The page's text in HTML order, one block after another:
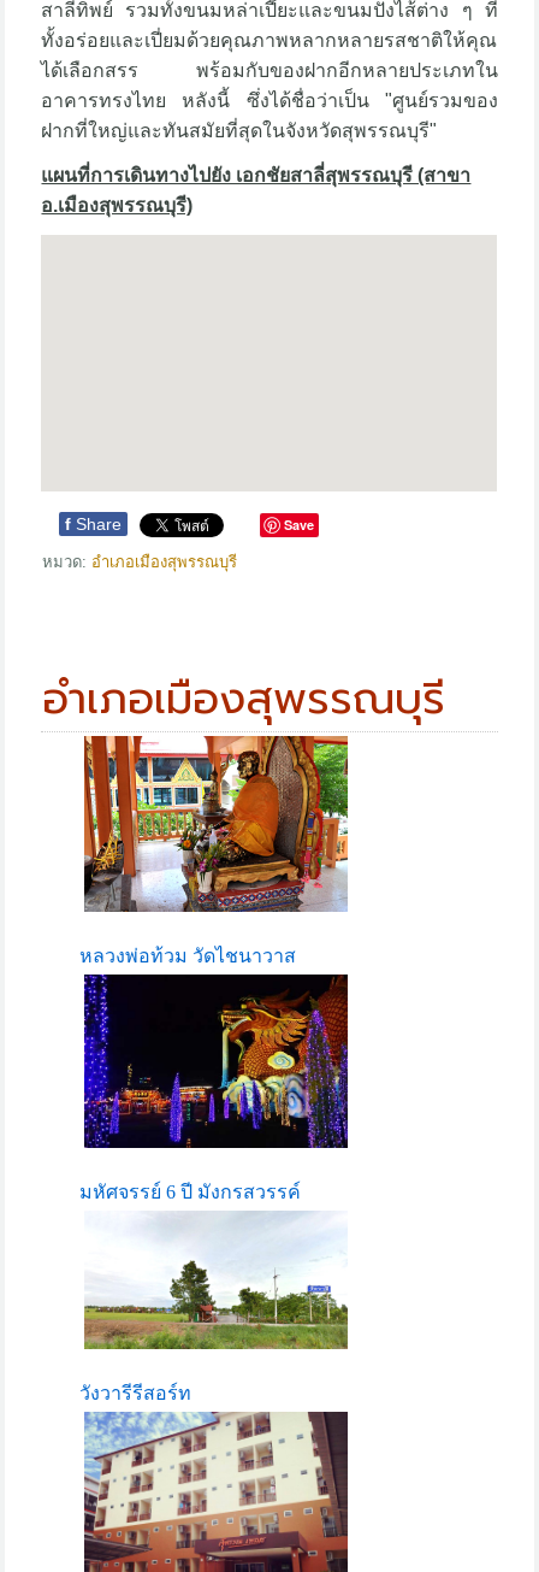
สาลี่ทิพย์ รวมทั้งขนมหล่าเปี๊ยะและขนมปังไส้ต่าง ๆ ที่
ทั้งอร่อยและเปี่ยมด้วยคุณภาพหลากหลายรสชาติให้คุณ
ได้เลือกสรร พร้อมกับของฝากอีกหลายประเภทใน
อาคารทรงไทย หลังนี้ ซึ่งได้ชื่อว่าเป็น "ศูนย์รวมของ
ฝากที่ใหญ่และทันสมัยที่สุดในจังหวัดสุพรรณบุรี"
แผนที่การเดินทางไปยัง เอกชัยสาลี่สุพรรณบุรี (สาขา
อ.เมืองสุพรรณบุรี)
f Share Save
หมวด: อำเภอเมืองสุพรรณบุรี
อำเภอเมืองสุพรรณบุรี
หลวงพ่อท้วม วัดไชนาวาส
มหัศจรรย์ 6 ปี มังกรสวรรค์
วังวารีรีสอร์ท